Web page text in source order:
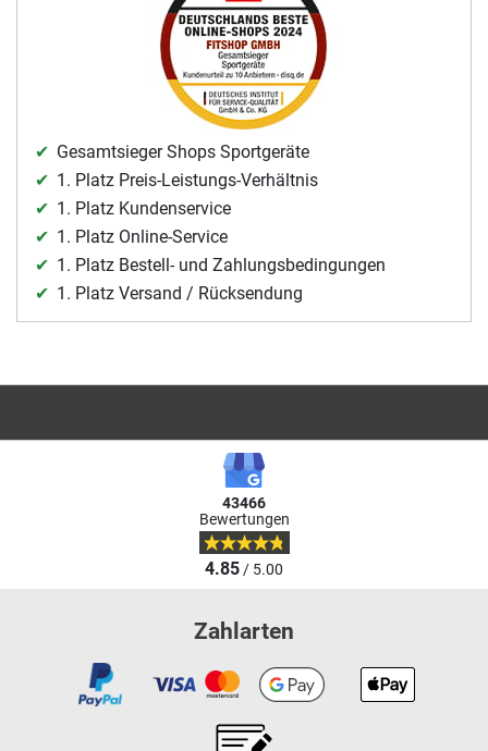
Gesamtsieger Shops Sportgeräte
1. Platz Preis-Leistungs-Verhältnis
1. Platz Kundenservice
1. Platz Online-Service
1. Platz Bestell- und Zahlungsbedingungen
1. Platz Versand / Rücksendung
43466
Bewertungen
4.85/ 5.00
Zahlarten